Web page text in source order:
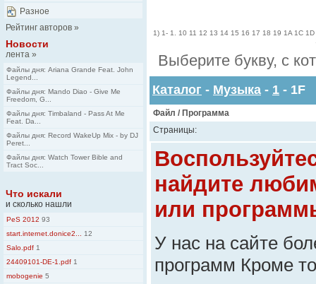
Разное
Рейтинг авторов »
Новости
лента »
Файлы дня: Ariana Grande Feat. John
Legend...
Файлы дня: Mando Diao - Give Me
Freedom, G...
Файлы дня: Timbaland - Pass At Me
Feat. Da...
Файлы дня: Record WakeUp Mix - by DJ
Peret...
Файлы дня: Watch Tower Bible and
Tract Soc...
Что искали
и сколько нашли
PeS 2012 93
start.internet.donice2...
12
Salo.pdf 1
24409101-DE-1.pdf 1
mobogenie 5
1) 1- 1. 10 11 12 13 14 15 16 17 18 19 1A 1C 1D
Выберите букву, с
Каталог - Музыка - 1 - 1F
Файл / Программа
Страницы:
найдите
или
У нас на сайте
программ Кроме